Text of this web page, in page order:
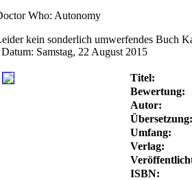
Who: Autonomy
kein sonderlich umwerfendes Buch
Datum: Samstag, 22 August 2015
Titel:
Bewertung:
Autor:
Übersetzung:
Umfang:
Verlag:
ISBN: